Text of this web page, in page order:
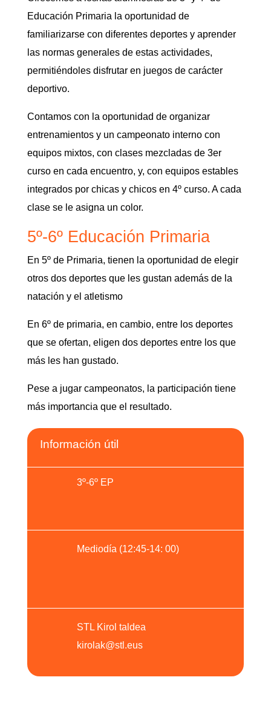
Educación Primaria la oportunidad de
familiarizarse con diferentes deportes y aprender
las normas generales de estas actividades,
permitiéndoles disfrutar en juegos de carácter
deportivo.
Contamos con la oportunidad de organizar
entrenamientos y un campeonato interno con
equipos mixtos, con clases mezcladas de 3er
curso en cada encuentro, y, con equipos estables
integrados por chicas y chicos en 4º curso. A cada
clase se le asigna un color.
5º-6º Educación Primaria
En 5º de Primaria, tienen la oportunidad de elegir
otros dos deportes que les gustan además de la
natación y el atletismo
En 6º de primaria, en cambio, entre los deportes
que se ofertan, eligen dos deportes entre los que
más les han gustado.
Pese a jugar campeonatos, la participación tiene
más importancia que el resultado.
Información útil
3º-6º EP
Mediodía (12:45-14: 00)
STL Kirol taldea
kirolak@stl.eus